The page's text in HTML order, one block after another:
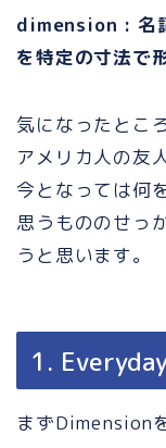
dimension : 名
を特定の寸法で
気になったとこ
アメリカ人の友
今となっては何
思うもののせっ
うと思います。
1.
まずDimension